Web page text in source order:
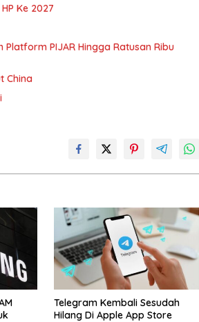
Ke 2027
PIJAR Hingga Ratusan Ribu
China
Telegram Kembali Sesudah
Hilang Di Apple App Store